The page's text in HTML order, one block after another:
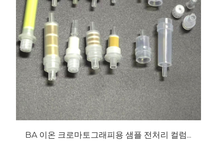
BA 이온 크로마토그래피용 샘플 전처리 컬럼...